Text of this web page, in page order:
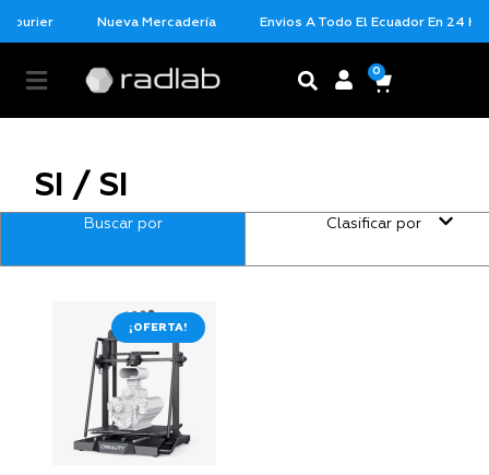
Nueva Mercadería Envios A Todo El Ecuador En 24
0
SI / SI
Buscar por Clasificar por
¡OFERTA!